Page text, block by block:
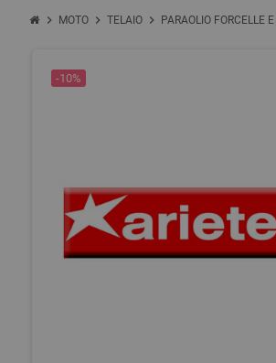
chevron_right MOTO chevron_right TELAIO chevron_right PARAOLIO FORCELLE
-10%